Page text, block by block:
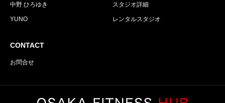
中野 ひろゆき
YUNO
スタジオ詳細
レンタルスタジオ
CONTACT
お問合せ